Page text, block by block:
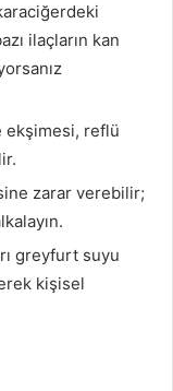
ilaçların kan
ekşimesi, reflü
zarar verebilir;
greyfurt suyu
kişisel